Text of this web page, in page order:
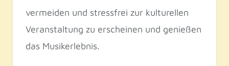
vermeiden und stressfrei zur kulturellen
Veranstaltung zu erscheinen und genießen
das Musikerlebnis.